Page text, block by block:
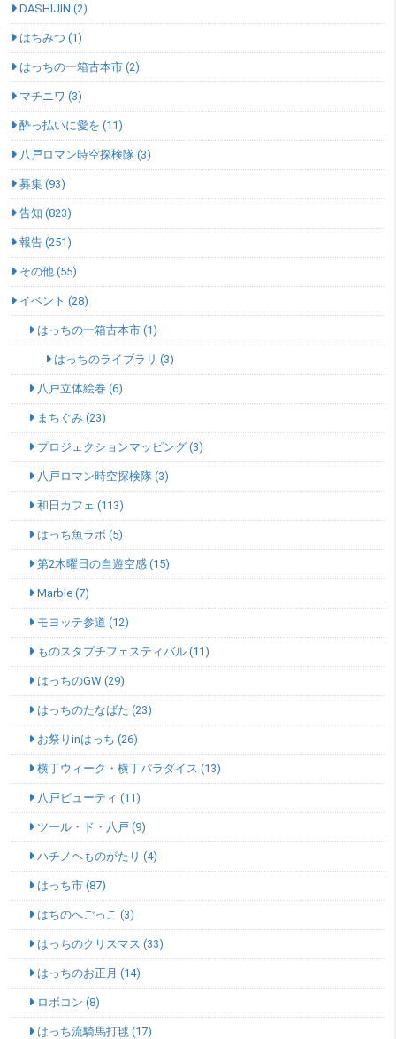
DASHIJIN (2)
はちみつ (1)
はっちの一箱古本市 (2)
マチニワ (3)
酔っ払いに愛を (11)
八戸ロマン時空探検隊 (3)
募集 (93)
告知 (823)
報告 (251)
その他 (55)
イベント (28)
はっちの一箱古本市 (1)
はっちのライブラリ (3)
八戸立体絵巻 (6)
まちぐみ (23)
プロジェクションマッピング (3)
八戸ロマン時空探検隊 (3)
和日カフェ (113)
はっち魚ラボ (5)
第2木曜日の自遊空感 (15)
Marble (7)
モヨッテ参道 (12)
ものスタプチフェスティバル (11)
はっちのGW (29)
はっちのたなばた (23)
お祭りinはっち (26)
横丁ウィーク・横丁パラダイス (13)
八戸ビューティ (11)
ツール・ド・八戸 (9)
ハチノヘものがたり (4)
はっち市 (87)
はちのへごっこ (3)
はっちのクリスマス (33)
はっちのお正月 (14)
ロボコン (8)
はっち流騎馬打毬 (17)